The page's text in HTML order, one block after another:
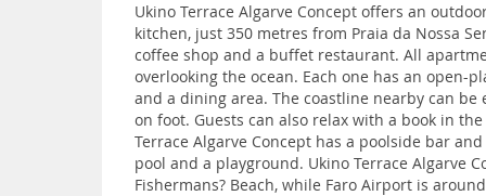
Ukino Terrace Algarve Concept offers an
kitchen, just 350 metres from Praia da Nossa
coffee shop and a buffet restaurant. All
overlooking the ocean. Each one has an open-
and a dining area. The coastline nearby can
on foot. Guests can also relax with a book in
Terrace Algarve Concept has a poolside bar
pool and a playground. Ukino Terrace Algarve
Fishermans? Beach, while Faro Airport is